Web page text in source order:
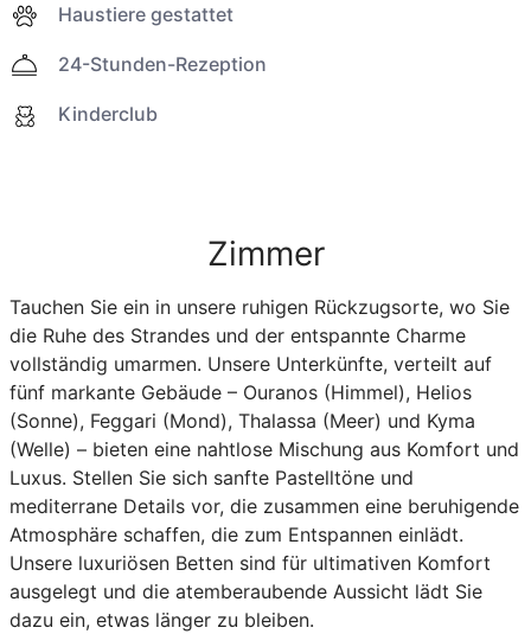
Haustiere gestattet
24-Stunden-Rezeption
Kinderclub
Zimmer
Tauchen Sie ein in unsere ruhigen Rückzugsorte, wo Sie
die Ruhe des Strandes und der entspannte Charme
vollständig umarmen. Unsere Unterkünfte, verteilt auf
fünf markante Gebäude – Ouranos (Himmel), Helios
(Sonne), Feggari (Mond), Thalassa (Meer) und Kyma
(Welle) – bieten eine nahtlose Mischung aus Komfort und
Luxus. Stellen Sie sich sanfte Pastelltöne und
mediterrane Details vor, die zusammen eine beruhigende
Atmosphäre schaffen, die zum Entspannen einlädt.
Unsere luxuriösen Betten sind für ultimativen Komfort
ausgelegt und die atemberaubende Aussicht lädt Sie
dazu ein, etwas länger zu bleiben.